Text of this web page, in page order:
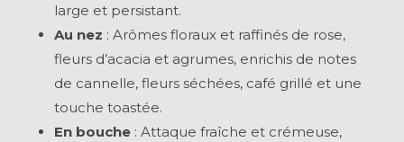
large et persistant.
Au nez : Arômes floraux et raffinés de rose,
fleurs d’acacia et agrumes, enrichis de notes
de cannelle, fleurs séchées, café grillé et une
touche toastée.
En bouche: Attaque fraîche et crémeuse,